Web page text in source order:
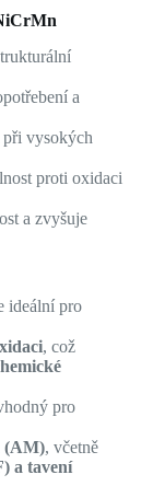
a
při vysokých
proti oxidaci
a zvyšuje
ideální pro
, což
pro
(AM), včetně
a tavení